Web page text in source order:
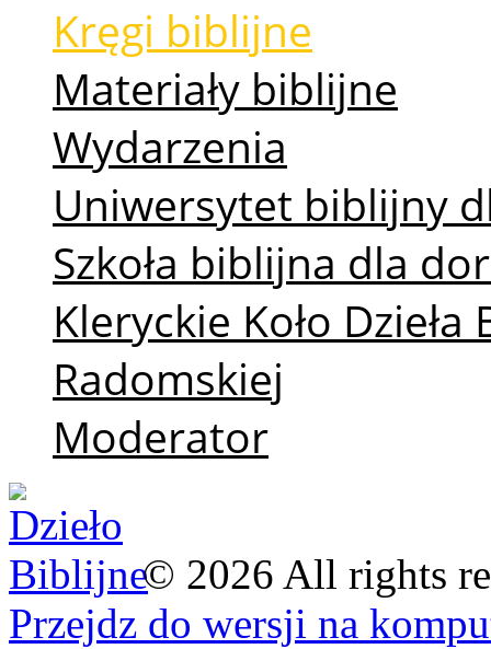
Kręgi biblijne
Materiały biblijne
Wydarzenia
Uniwersytet biblijny
Szkoła biblijna dla
Kleryckie Koło
Radomskiej
Moderator
© 2026 All rights
Przejdz do wersji na